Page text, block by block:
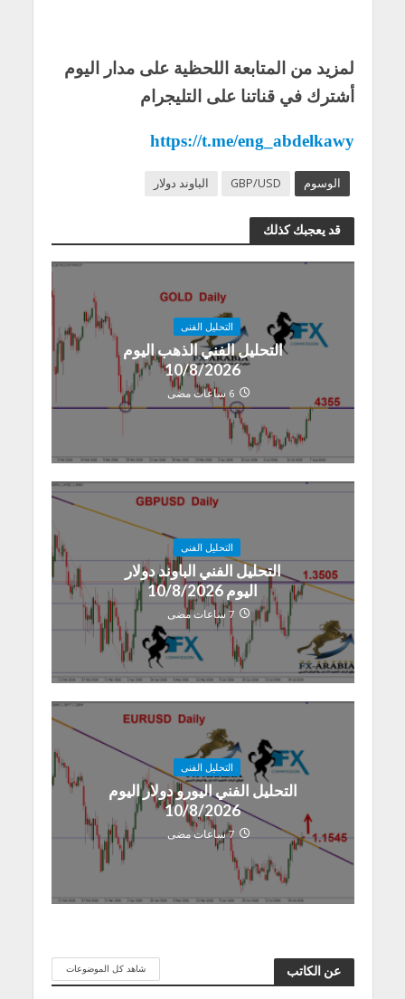
لمزيد من المتابعة اللحظية على مدار اليوم
أشترك في قناتنا على التليجرام
https://t.me/eng_abdelkawy
الوسوم GBP/USD الباوند دولار
قد يعجبك كذلك
التحليل الفنى
التحليل الفني الذهب اليوم
10/8/2026
6 ساعات مضى
التحليل الفنى
التحليل الفني الباوند دولار
اليوم 10/8/2026
7 ساعات مضى
التحليل الفنى
التحليل الفني اليورو دولار اليوم
10/8/2026
7 ساعات مضى
عن الكاتب شاهد كل الموضوعات